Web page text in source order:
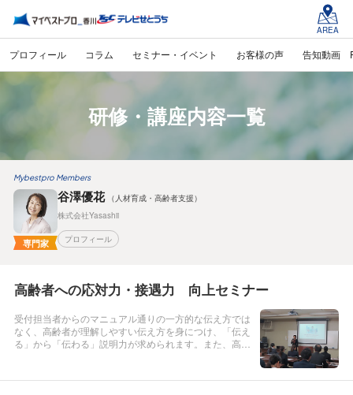
AREA
プロフィール コラム セミナー・イベント お客様の声 告知動画
研修・講座内容一覧
Mybestpro Members
専門家
谷澤優花
（人材育成・高齢者支援）
株式会社Yasashii
プロフィール
高齢者への応対力・接遇力 向上セミナー
受付担当者からのマニュアル通りの一方的な伝え方では
なく、高齢者が理解しやすい伝え方を身につけ、「伝え
る」から「伝わる」説明力が求められます。また、高齢
ります。ぜひ、高齢者対応で...